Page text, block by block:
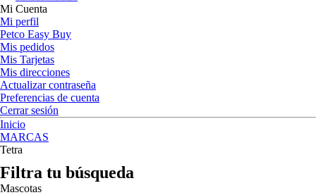
Mi Cuenta
Mi perfil
Petco Easy Buy
Mis pedidos
Mis Tarjetas
Mis direcciones
Actualizar contraseña
Preferencias de cuenta
Cerrar sesión
Inicio
MARCAS
Tetra
Filtra tu búsqueda
Mascotas